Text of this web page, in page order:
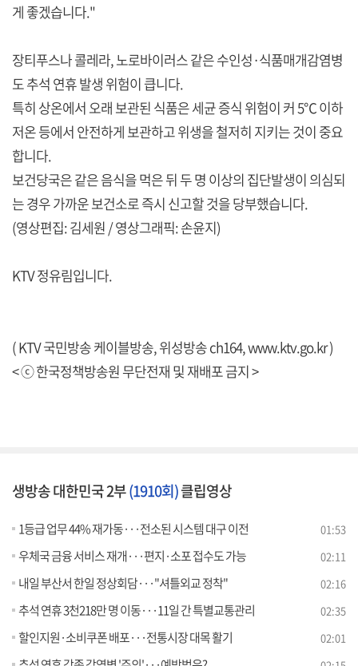
게 좋겠습니다."
장티푸스나 콜레라, 노로바이러스 같은 수인성·식품매개감염병
도 추석 연휴 발생 위험이 큽니다.
특히 상온에서 오래 보관된 식품은 세균 증식 위험이 커 5℃ 이하
저온 등에서 안전하게 보관하고 위생을 철저히 지키는 것이 중요
합니다.
보건당국은 같은 음식을 먹은 뒤 두 명 이상의 집단발생이 의심되
는 경우 가까운 보건소로 즉시 신고할 것을 당부했습니다.
(영상편집: 김세원 / 영상그래픽: 손윤지)
KTV 정유림입니다.
( KTV 국민방송 케이블방송, 위성방송 ch164,www.ktv.go.kr)
< ⓒ 한국정책방송원 무단전재 및 재배포 금지 >
생방송 대한민국 2부(1910회)클립영상
1등급 업무 44% 재가동···전소된 시스템 대구 이전 01:53
우체국 금융 서비스 재개···편지·소포 접수도 가능 02:11
내일 부산서 한일 정상회담···"셔틀외교 정착" 02:16
추석 연휴 3천218만 명 이동···11일 간 특별교통관리 02:35
할인지원·소비쿠폰 배포···전통시장 대목 활기 02:01